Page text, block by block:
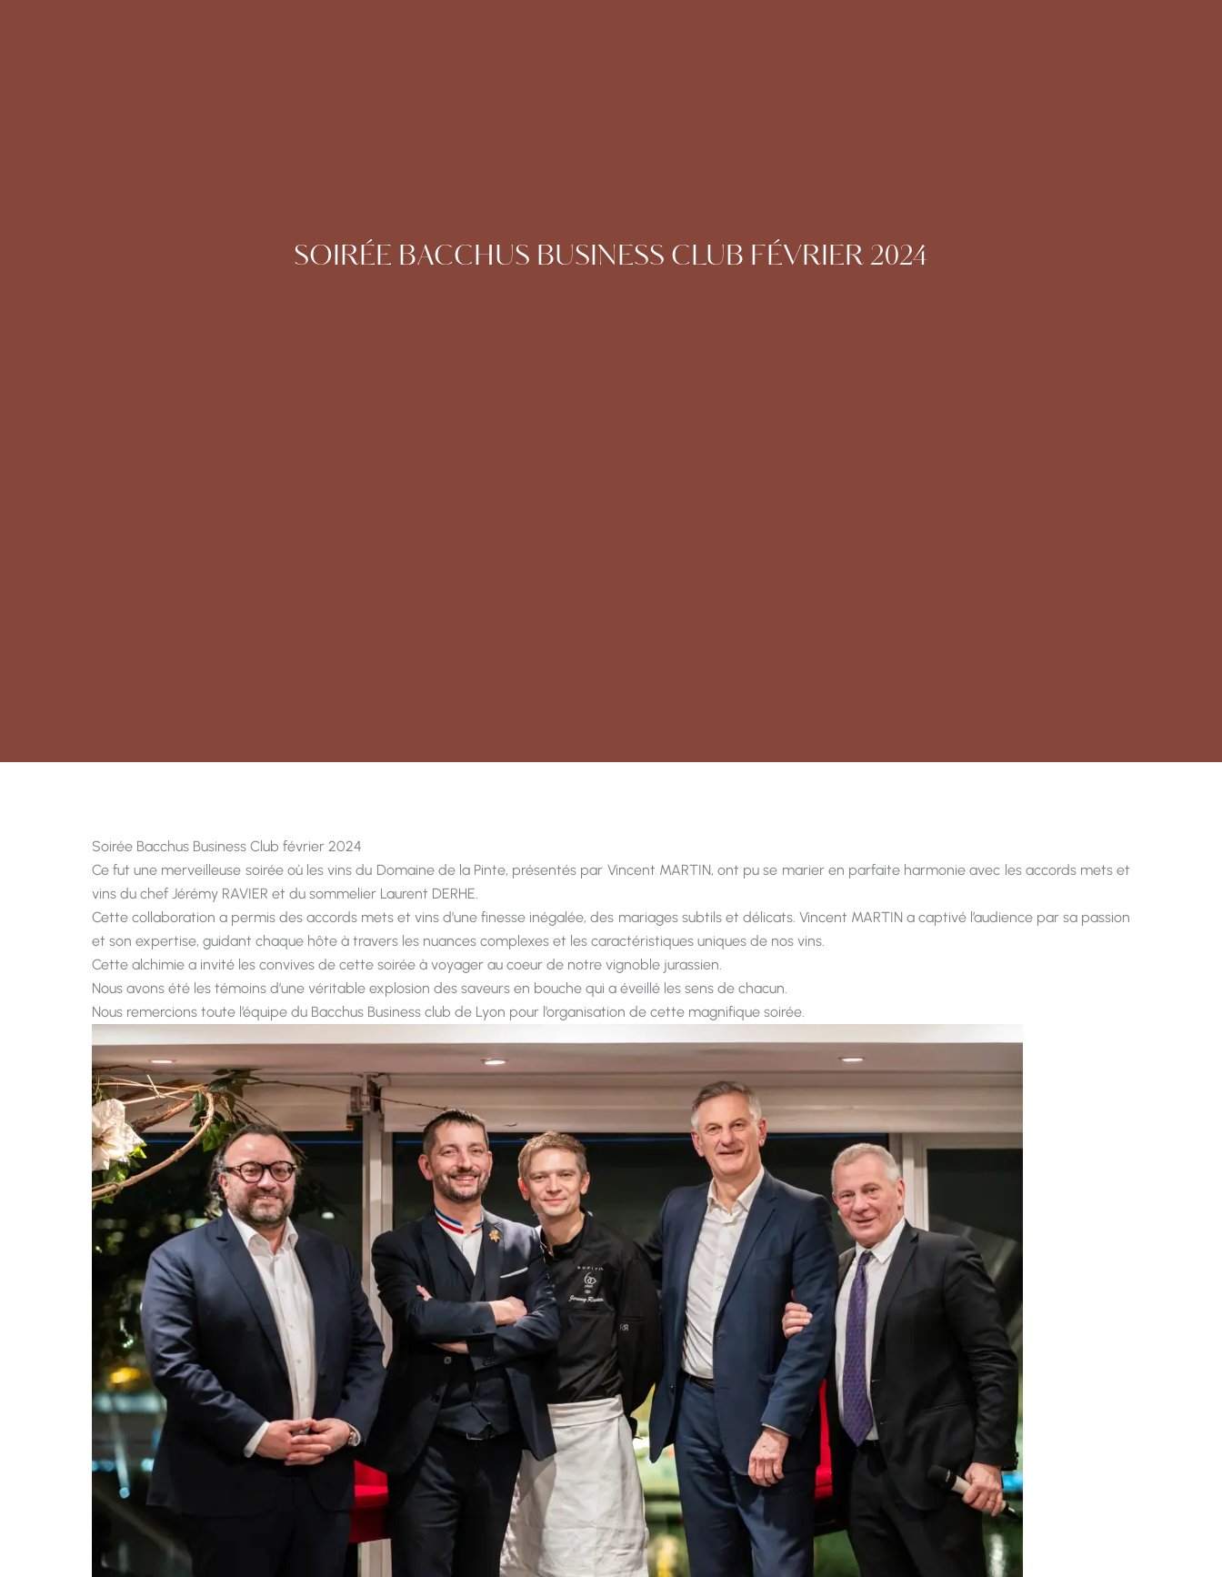
SOIRÉE BACCHUS BUSINESS CLUB FÉVRIER 2024
Soirée Bacchus Business Club février 2024
Ce fut une merveilleuse soirée où les vins du Domaine de la Pinte, présentés par Vincent MARTIN, ont pu se marier en parfaite harmonie avec les accords mets et
vins du chef Jérémy RAVIER et du sommelier Laurent DERHE.
Cette collaboration a permis des accords mets et vins d’une finesse inégalée, des mariages subtils et délicats. Vincent MARTIN a captivé l’audience par sa passion
et son expertise, guidant chaque hôte à travers les nuances complexes et les caractéristiques uniques de nos vins.
Cette alchimie a invité les convives de cette soirée à voyager au coeur de notre vignoble jurassien.
Nous avons été les témoins d’une véritable explosion des saveurs en bouche qui a éveillé les sens de chacun.
Nous remercions toute l’équipe du Bacchus Business club de Lyon pour l’organisation de cette magnifique soirée.